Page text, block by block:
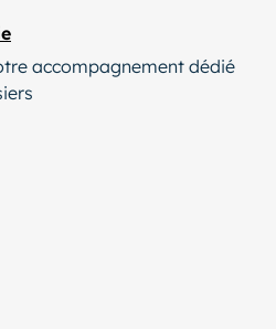
accompagnement dédié